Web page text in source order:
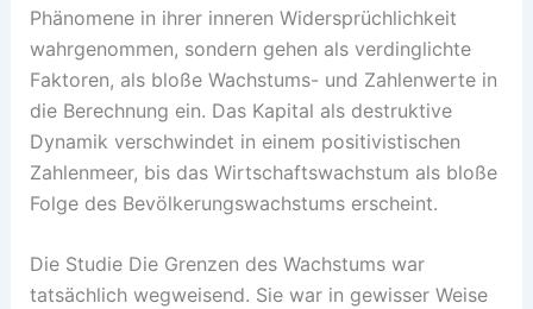
Phänomene in ihrer inneren Widersprüchlichkeit
wahrgenommen, sondern gehen als verdinglichte
Faktoren, als bloße Wachstums- und Zahlenwerte in
die Berechnung ein. Das Kapital als destruktive
Dynamik verschwindet in einem positivistischen
Zahlenmeer, bis das Wirtschaftswachstum als bloße
Folge des Bevölkerungswachstums erscheint.
Die Studie Die Grenzen des Wachstums war
tatsächlich wegweisend. Sie war in gewisser Weise